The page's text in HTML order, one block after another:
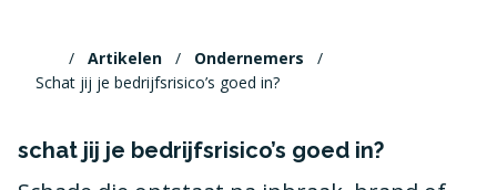
Artikelen
Ondernemers
Schat jij je bedrijfsrisico’s goed in?
schat jij je bedrijfsrisico’s goed in?